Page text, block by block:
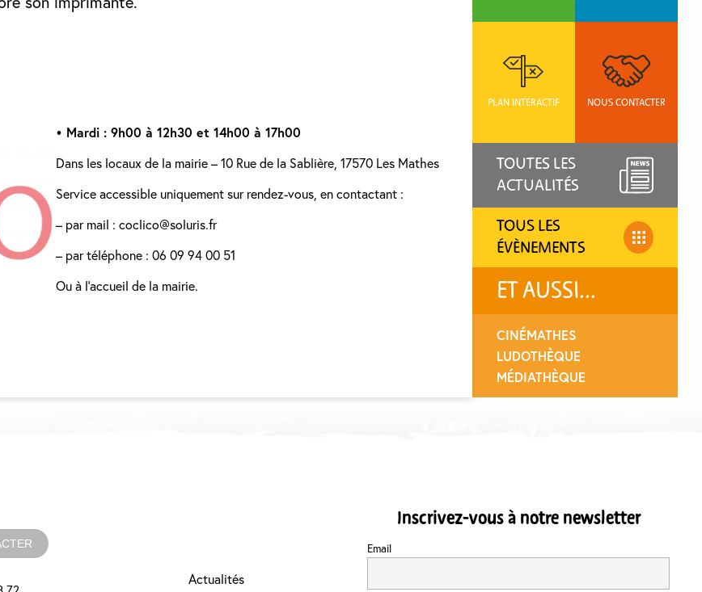
• Mardi : 9h00 à 12h30 et 14h00 à 17h00
Dans les locaux de la mairie – 10 Rue de la Sablière, 17570 Les Mathes
Service accessible uniquement sur rendez-vous, en contactant :
– par mail : coclico@soluris.fr
– par téléphone : 06 09 94 00 51
Ou à l’accueil de la mairie.
PLAN INTERACTIF NOUS CONTACTER
TOUTES LES
ACTUALITÉS
TOUS LES
ÉVÈNEMENTS
ET AUSSI...
CINÉMATHES
LUDOTHÈQUE
MÉDIATHÈQUE
Inscrivez-vous à notre newsletter
Email
Actualités